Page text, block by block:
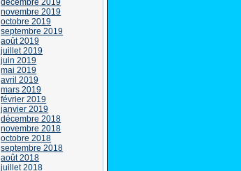
novembre 2019
octobre 2019
septembre 2019
août 2019
juillet 2019
juin 2019
mai 2019
avril 2019
mars 2019
février 2019
janvier 2019
décembre 2018
novembre 2018
octobre 2018
septembre 2018
août 2018
juillet 2018